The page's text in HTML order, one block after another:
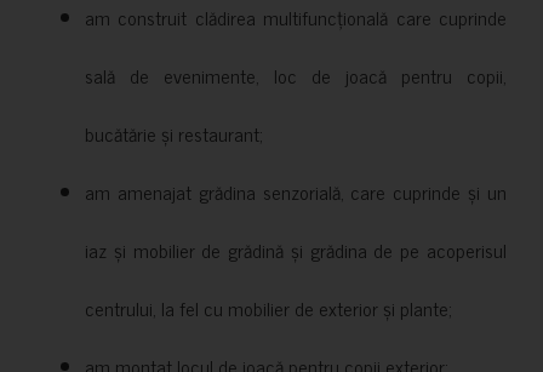
am construit clădirea multifuncțională care cuprinde
sală de evenimente, loc de joacă pentru copii,
bucătărie și restaurant;
am amenajat grădina senzorială, care cuprinde și un
iaz și mobilier de grădină și grădina de pe acoperisul
centrului, la fel cu mobilier de exterior și plante;